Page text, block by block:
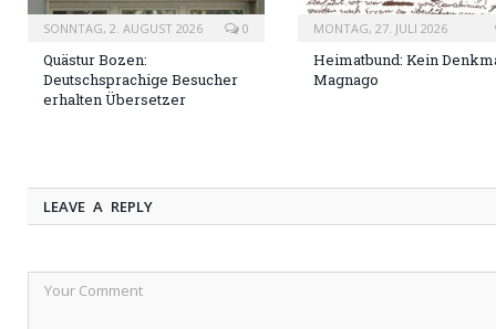
SONNTAG, 2. AUGUST 2026 0
Quästur Bozen:
Deutschsprachige Besucher
erhalten Übersetzer
MONTAG, 27. JULI 2026
Heimatbund: Kein
Magnago
LEAVE A REPLY